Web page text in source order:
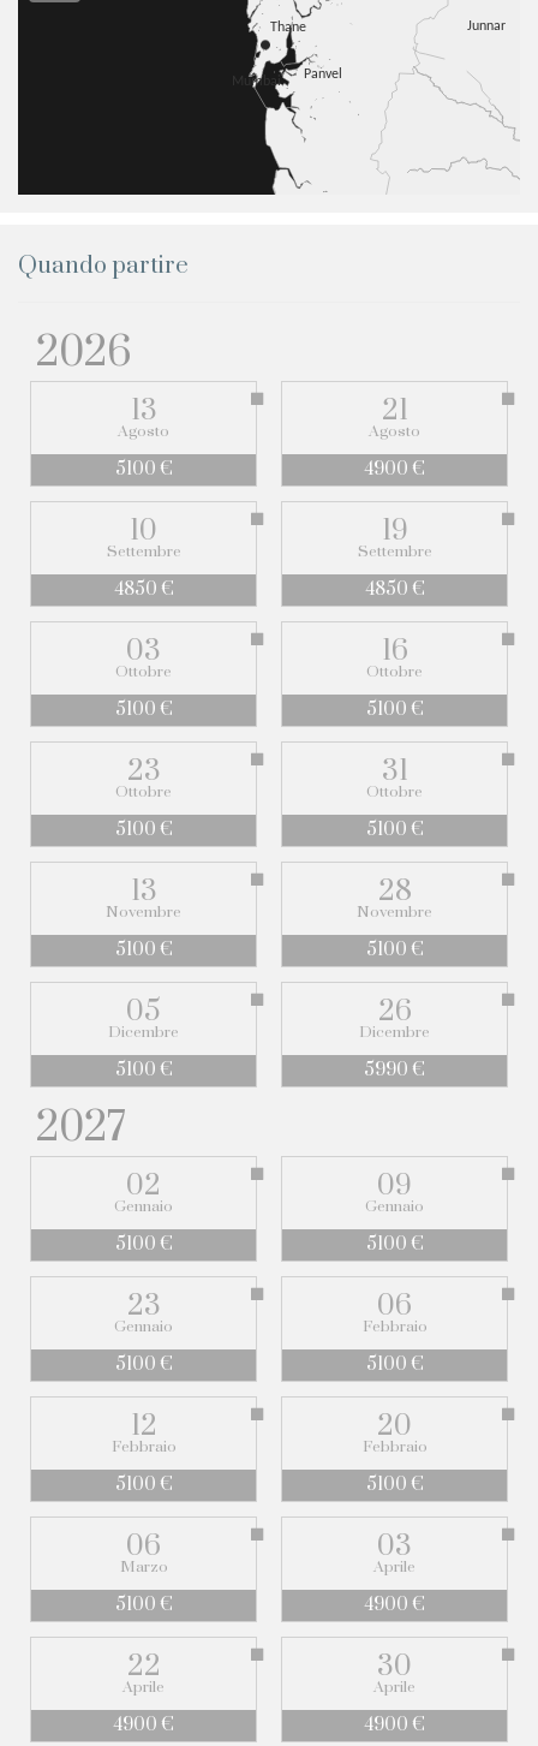
Quando partire
2026
13
Agosto
5100 €
21
Agosto
4900 €
10
Settembre
4850 €
19
Settembre
4850 €
03
Ottobre
5100 €
16
Ottobre
5100 €
23
Ottobre
5100 €
31
Ottobre
5100 €
13
Novembre
5100 €
28
Novembre
5100 €
05
Dicembre
5100 €
26
Dicembre
5990 €
2027
02
Gennaio
5100 €
09
Gennaio
5100 €
23
Gennaio
5100 €
06
Febbraio
5100 €
12
Febbraio
5100 €
20
Febbraio
5100 €
06
Marzo
5100 €
03
Aprile
4900 €
22
Aprile
4900 €
30
Aprile
4900 €